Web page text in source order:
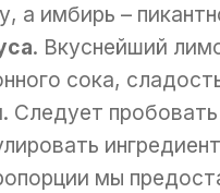
а имбирь –
. Вкуснейший
сока,
Следует
мы